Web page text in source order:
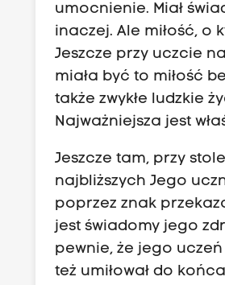
umocnienie. Miał
inaczej. Ale miłość, o
Jeszcze przy uczcie
miała być to miłość
także zwykłe ludzkie
Najważniejsza jest
Jeszcze tam, przy
najbliższych Jego
poprzez znak
jest świadomy jego
pewnie, że jego
też umiłował do